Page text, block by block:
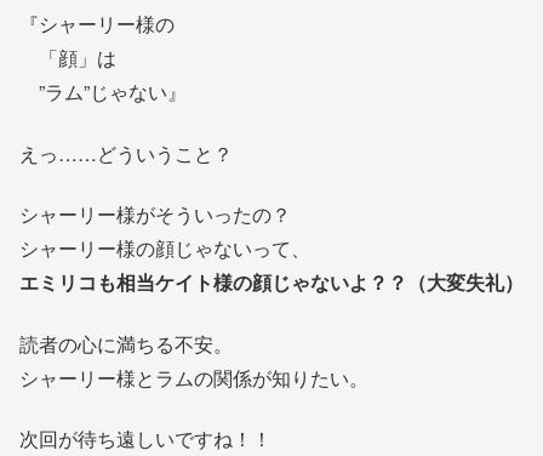
『シャーリー様の
「顔」は
”ラム”じゃない』
えっ……どういうこと？
シャーリー様がそういったの？
シャーリー様の顔じゃないって、
エミリコも相当ケイト様の顔じゃないよ？？（大変失礼）
読者の心に満ちる不安。
シャーリー様とラムの関係が知りたい。
次回が待ち遠しいですね！！